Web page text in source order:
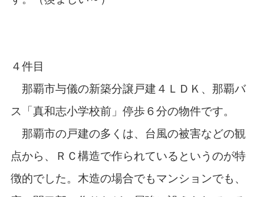
４件目
那覇市与儀の新築分譲戸建４ＬＤＫ、那覇バ
ス「真和志小学校前」停歩６分の物件です。
那覇市の戸建の多くは、台風の被害などの観
点から、ＲＣ構造で作られているというのが特
徴的でした。木造の場合でもマンションでも、